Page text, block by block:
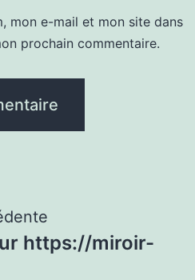
mon e-mail et mon site dans
prochain commentaire.
https://miroir-